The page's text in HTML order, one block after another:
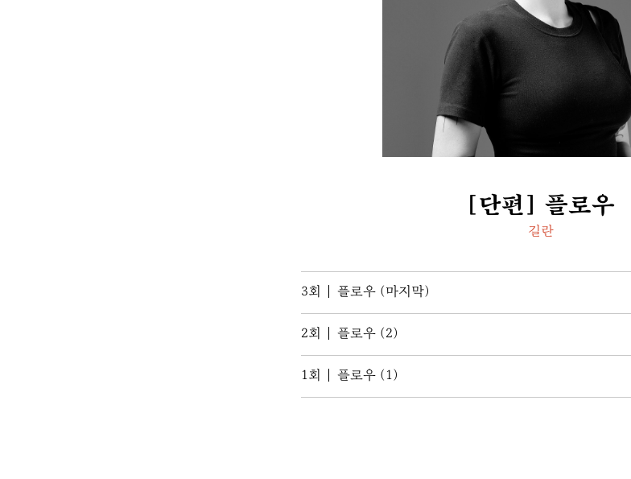
[단편] 플로우
길란
3회 플로우 (마지막)
2회 플로우 (2)
1회 플로우 (1)